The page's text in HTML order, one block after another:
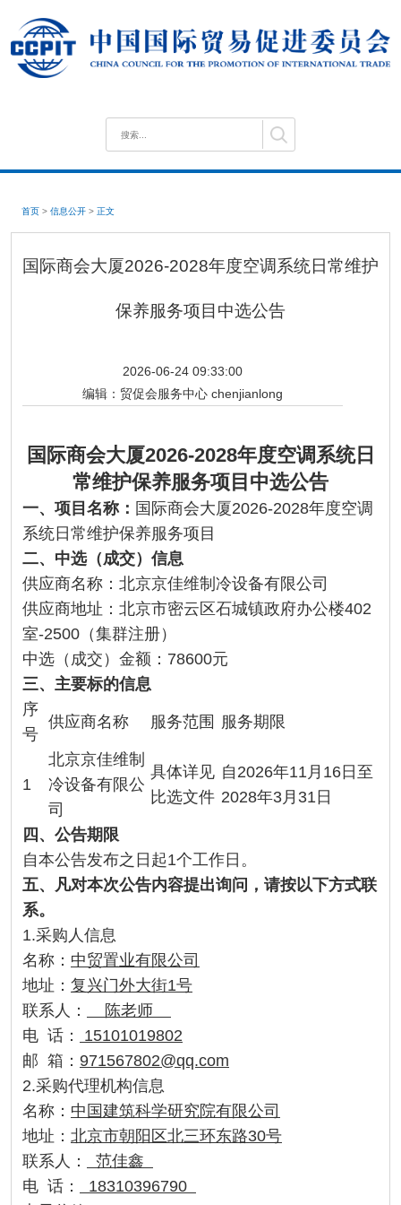
首页 > 信息公开 > 正文
国际商会大厦2026-2028年度空调系统日常维护
保养服务项目中选公告
2026-06-24 09:33:00
编辑： 贸促会服务中心 chenjianlong
国际商会大厦2026-2028年度空调系统日
常维护保养服务项目中选公告
一、项目名称： 国际商会大厦2026-2028年度空调
系统日常维护保养服务项目
二、中选（成交）信息
供应商名称：北京京佳维制冷设备有限公司
供应商地址：北京市密云区石城镇政府办公楼402
室-2500（集群注册）
中选（成交）金额：78600元
三、 主要标的信息
序
号
供应商名称 服务范围 服务期限
1
北京京佳维制
冷设备有限公
司
具体详见
比选文件
自2026年11月16日至
2028年3月31日
四 、公告期限
自本公告发布之日起1个工作日。
五、凡对本次公告内容提出询问，请按以下方式联
系。
1.采购人信息
名称： 中贸置业有限公司
地址： 复兴门外大街1号
联系人：
陈老师
电 话：
15101019802
邮 箱： 971567802@qq.com
2.采购代理机构信息
名称： 中国建筑科学研究院有限公司
地址： 北京市朝阳区北三环东路30号
联系人：
范佳鑫
电 话：
18310396790